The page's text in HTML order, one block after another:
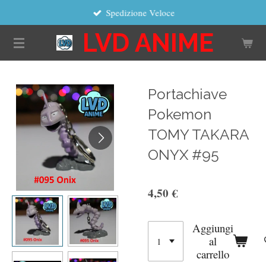
contenuto
principale
LVD ANIME
Spedizione Veloce
Portachiave
Pokemon
TOMY TAKARA
ONYX #95
4,50 €
Aggiungi
al
carrello